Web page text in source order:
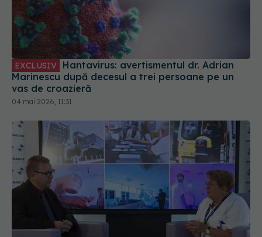
EXCLUSIV
Marinescu după decesul a trei persoane pe un
vas de croazieră
04 mai 2026, 11:31